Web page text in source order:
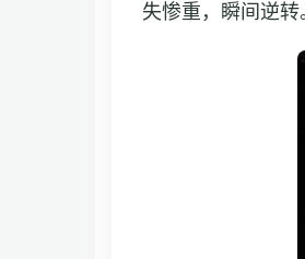
失惨重，瞬间逆转